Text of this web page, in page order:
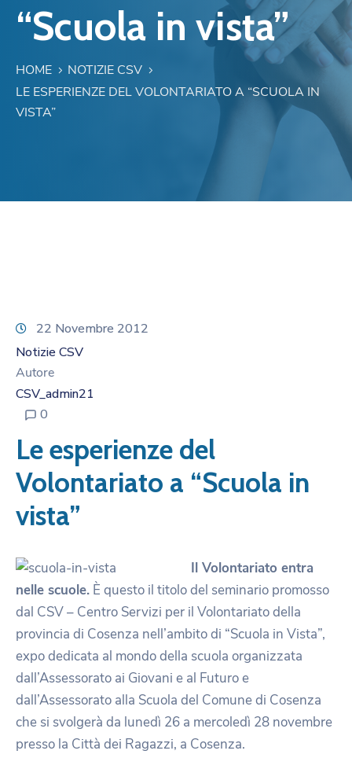
“Scuola in vista”
HOME
NOTIZIE CSV
LE ESPERIENZE DEL VOLONTARIATO A “SCUOLA IN
VISTA”
22 Novembre 2012
Notizie CSV
Autore
CSV_admin21
0
Le esperienze del
Volontariato a “Scuola in
vista”
Il Volontariato entra
nelle scuole. È questo il titolo del seminario promosso
dal CSV – Centro Servizi per il Volontariato della
provincia di Cosenza nell’ambito di “Scuola in Vista”,
expo dedicata al mondo della scuola organizzata
dall’Assessorato ai Giovani e al Futuro e
dall’Assessorato alla Scuola del Comune di Cosenza
che si svolgerà da lunedì 26 a mercoledì 28 novembre
presso la Città dei Ragazzi, a Cosenza.